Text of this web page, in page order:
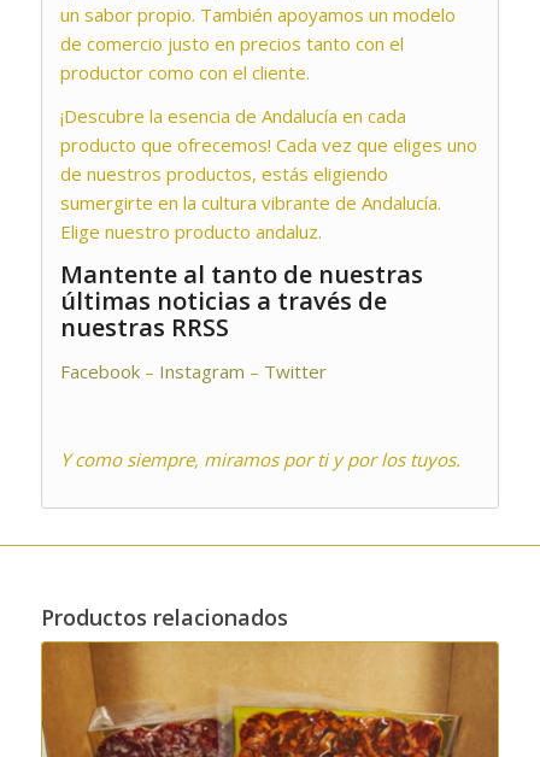
un sabor propio. También apoyamos un modelo
de comercio justo en precios tanto con el
productor como con el cliente.
¡Descubre la esencia de Andalucía en cada
producto que ofrecemos! Cada vez que eliges uno
de nuestros productos, estás eligiendo
sumergirte en la cultura vibrante de Andalucía.
Elige nuestro producto andaluz.
Mantente al tanto de nuestras
últimas noticias a través de
nuestras RRSS
Facebook– Instagram – Twitter
Y como siempre, miramos por ti y por los tuyos.
Productos relacionados